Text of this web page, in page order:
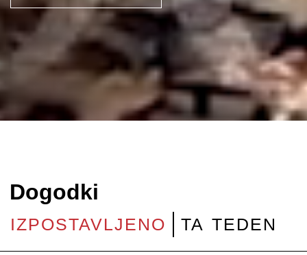
Dogodki
IZPOSTAVLJENO TA TEDEN